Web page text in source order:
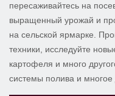
пересаживайтесь на
выращенный урожай и
на сельской ярмарке.
техники, исследуйте
картофеля и много
системы полива и многое